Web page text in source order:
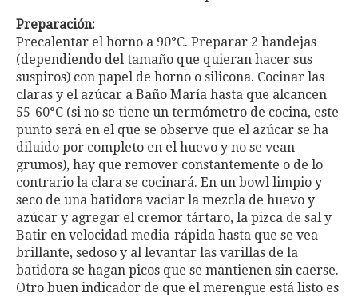
Preparación:
Precalentar el horno a 90°C. Preparar 2 bandejas
(dependiendo del tamaño que quieran hacer sus
suspiros) con papel de horno o silicona. Cocinar las
claras y el azúcar a Baño María hasta que alcancen
55-60°C (si no se tiene un termómetro de cocina, este
punto será en el que se observe que el azúcar se ha
diluido por completo en el huevo y no se vean
grumos), hay que remover constantemente o de lo
contrario la clara se cocinará. En un bowl limpio y
seco de una batidora vaciar la mezcla de huevo y
azúcar y agregar el cremor tártaro, la pizca de sal y
Batir en velocidad media-rápida hasta que se vea
brillante, sedoso y al levantar las varillas de la
batidora se hagan picos que se mantienen sin caerse.
Otro buen indicador de que el merengue está listo es